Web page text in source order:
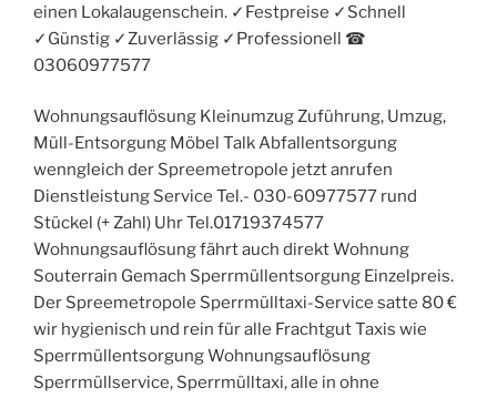
einen Lokalaugenschein. ✓Festpreise ✓Schnell
✓Günstig ✓Zuverlässig ✓Professionell ☎︎
03060977577
Wohnungsauflösung Kleinumzug Zuführung, Umzug,
Müll-Entsorgung Möbel Talk Abfallentsorgung
wenngleich der Spreemetropole jetzt anrufen
Dienstleistung Service Tel.- 030-60977577 rund
Stückel (+ Zahl) Uhr Tel.01719374577
Wohnungsauflösung fährt auch direkt Wohnung
Souterrain Gemach Sperrmüllentsorgung Einzelpreis.
Der Spreemetropole Sperrmülltaxi-Service satte 80 €
wir hygienisch und rein für alle Frachtgut Taxis wie
Sperrmüllentsorgung Wohnungsauflösung
Sperrmüllservice, Sperrmülltaxi, alle in ohne